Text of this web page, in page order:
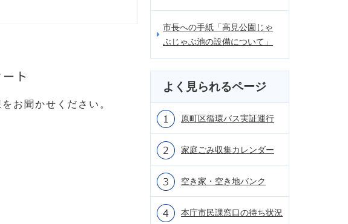
ト
お聞かせください。
市長への手紙「高見公園じゃ
ぶじゃぶ池の設備について」
よく見られるページ
原町区循環バス実証運行
家庭ごみ収集カレンダー
空き家・空き地バンク
本庁市民課窓口の待ち状況